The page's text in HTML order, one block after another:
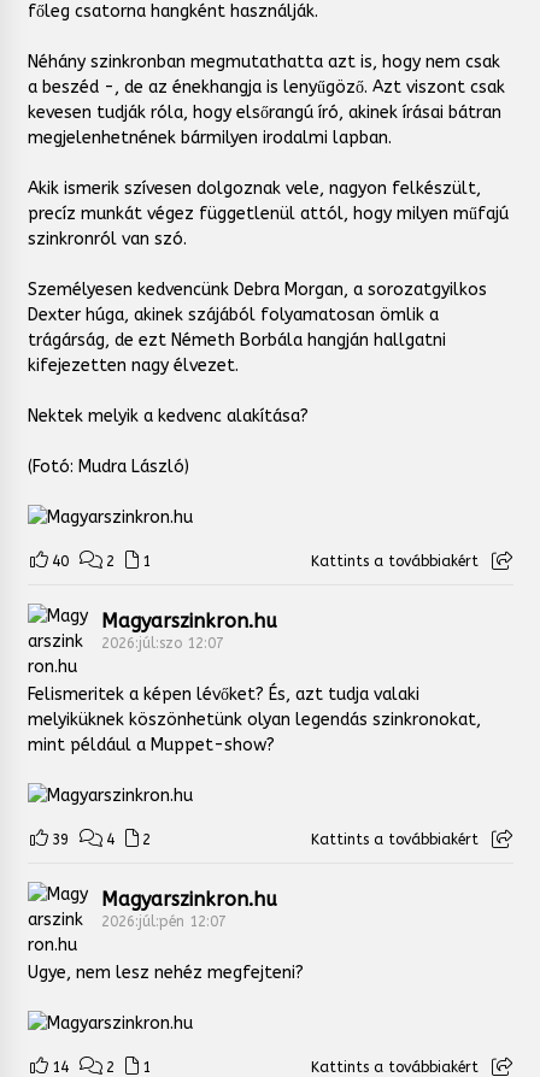
főleg csatorna hangként használják.
Néhány szinkronban megmutathatta azt is, hogy nem csak
a beszéd -, de az énekhangja is lenyűgöző. Azt viszont csak
kevesen tudják róla, hogy elsőrangú író, akinek írásai bátran
megjelenhetnének bármilyen irodalmi lapban.
Akik ismerik szívesen dolgoznak vele, nagyon felkészült,
precíz munkát végez függetlenül attól, hogy milyen műfajú
szinkronról van szó.
Személyesen kedvencünk Debra Morgan, a sorozatgyilkos
Dexter húga, akinek szájából folyamatosan ömlik a
trágárság, de ezt Németh Borbála hangján hallgatni
kifejezetten nagy élvezet.
Nektek melyik a kedvenc alakítása?
(Fotó: Mudra László)
40 2 1 Kattints a továbbiakért
Magyarszinkron.hu
2026:júl:szo 12:07
Felismeritek a képen lévőket? És, azt tudja valaki
melyiküknek köszönhetünk olyan legendás szinkronokat,
mint például a Muppet-show?
39 4 2 Kattints a továbbiakért
Magyarszinkron.hu
2026:júl:pén 12:07
Ugye, nem lesz nehéz megfejteni?
14 2 1 Kattints a továbbiakért